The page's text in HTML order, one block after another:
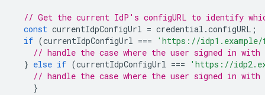
// Get the current IdP's configURL to identify
const currentIdpConfigUrl = credential .configURL ;
if (currentIdpConfigUrl ===
'https://
// handle the case where the user signed in with
} else if (currentIdpConfigUrl ===
'https://
// handle the case where the user signed in with
}